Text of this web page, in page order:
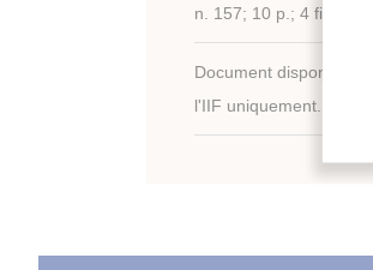
n. 157; 10 p.; 4 fig.; 4
Document disponible
l'IIF uniquement.